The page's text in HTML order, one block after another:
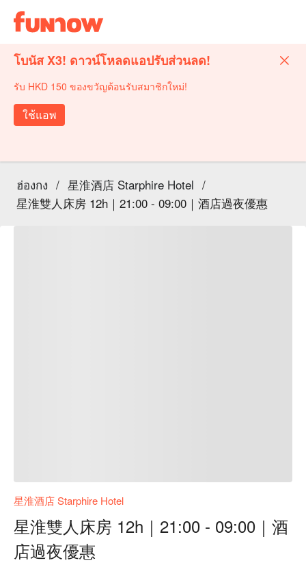
โบนัส X3! ดาวน์โหลดแอปรับส่วนลด!
รับ HKD 150 ของขวัญต้อนรับสมาชิกใหม่!
ใช้แอพ
ฮ่องกง / 星淮酒店 Starphire Hotel /
星淮雙人床房 12h｜21:00 - 09:00｜酒店過夜優惠
星淮酒店 Starphire Hotel
星淮雙人床房 12h｜21:00 - 09:00｜酒
店過夜優惠